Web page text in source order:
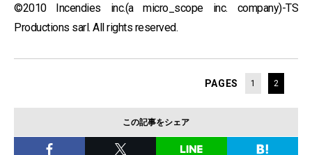
©2010 Incendies inc.(a micro_scope inc. company)-TS
Productions sarl. All rights reserved.
PAGES 1 2
この記事をシェア